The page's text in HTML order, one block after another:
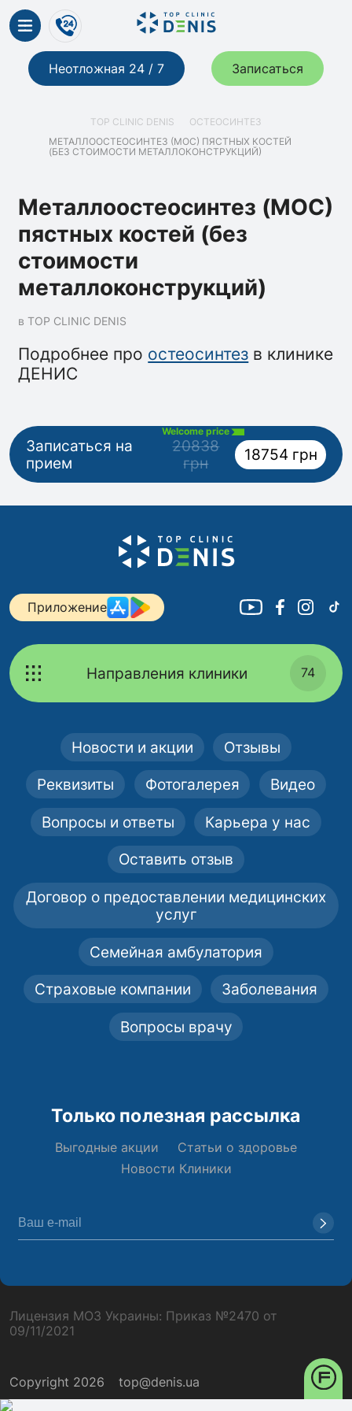
Неотложная 24 / 7 Записаться
TOP CLINIC DENIS
ОСТЕОСИНТЕЗ
МЕТАЛЛООСТЕОСИНТЕЗ (МОС) ПЯСТНЫХ КОСТЕЙ
(БЕЗ СТОИМОСТИ МЕТАЛЛОКОНСТРУКЦИЙ)
Металлоостеосинтез (МОС)
пястных костей (без
стоимости
металлоконструкций)
в TOP CLINIC DENIS
Подробнее про остеосинтез в клинике
ДЕНИС
Записаться на
прием
Welcome price
20838
грн
18754 грн
Приложение
Направления клиники 74
Новости и акции Отзывы
Реквизиты Фотогалерея Видео
Вопросы и ответы Карьера у нас
Оставить отзыв
Договор о предоставлении медицинских
услуг
Семейная амбулатория
Страховые компании Заболевания
Вопросы врачу
Только полезная рассылка
Выгодные акции
Статьи о здоровье
Новости Клиники
Copyright 2026 top@denis.ua
Лицензия МОЗ Украины: Приказ №2470 от
09/11/2021